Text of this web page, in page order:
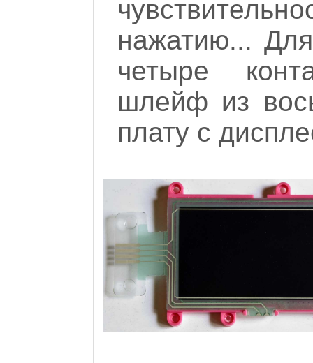
нажатию...
четыре
шлейф из
плату с